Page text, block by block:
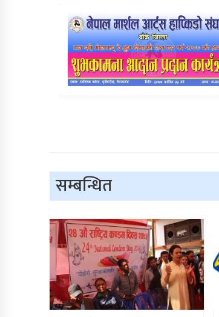
सम्बन्धित